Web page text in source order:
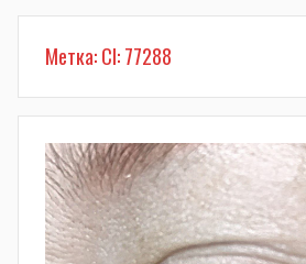
Метка:CI: 77288